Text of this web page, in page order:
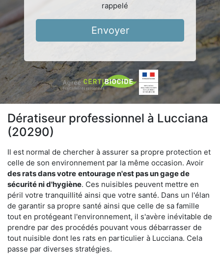
rappelé
Envoyer
Dératiseur professionnel à Lucciana
(20290)
Il est normal de chercher à assurer sa propre protection et
celle de son environnement par la même occasion. Avoir
des rats dans votre entourage n'est pas un gage de
sécurité ni d'hygiène. Ces nuisibles peuvent mettre en
péril votre tranquillité ainsi que votre santé. Dans un l'élan
de garantir sa propre santé ainsi que celle de sa famille
tout en protégeant l'environnement, il s'avère inévitable de
prendre par des procédés pouvant vous débarrasser de
tout nuisible dont les rats en particulier à Lucciana. Cela
passe par diverses stratégies.